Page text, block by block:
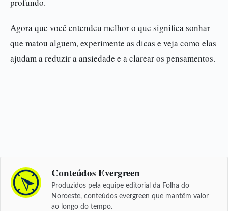
Agora que você entendeu melhor o que significa sonhar
que matou alguem, experimente as dicas e veja como elas
ajudam a reduzir a ansiedade e a clarear os pensamentos.
Conteúdos Evergreen
Produzidos pela equipe editorial da Folha do
Noroeste, conteúdos evergreen que mantêm valor
ao longo do tempo.